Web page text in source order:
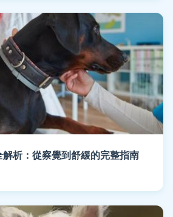
析：從察覺到舒緩的完整指南